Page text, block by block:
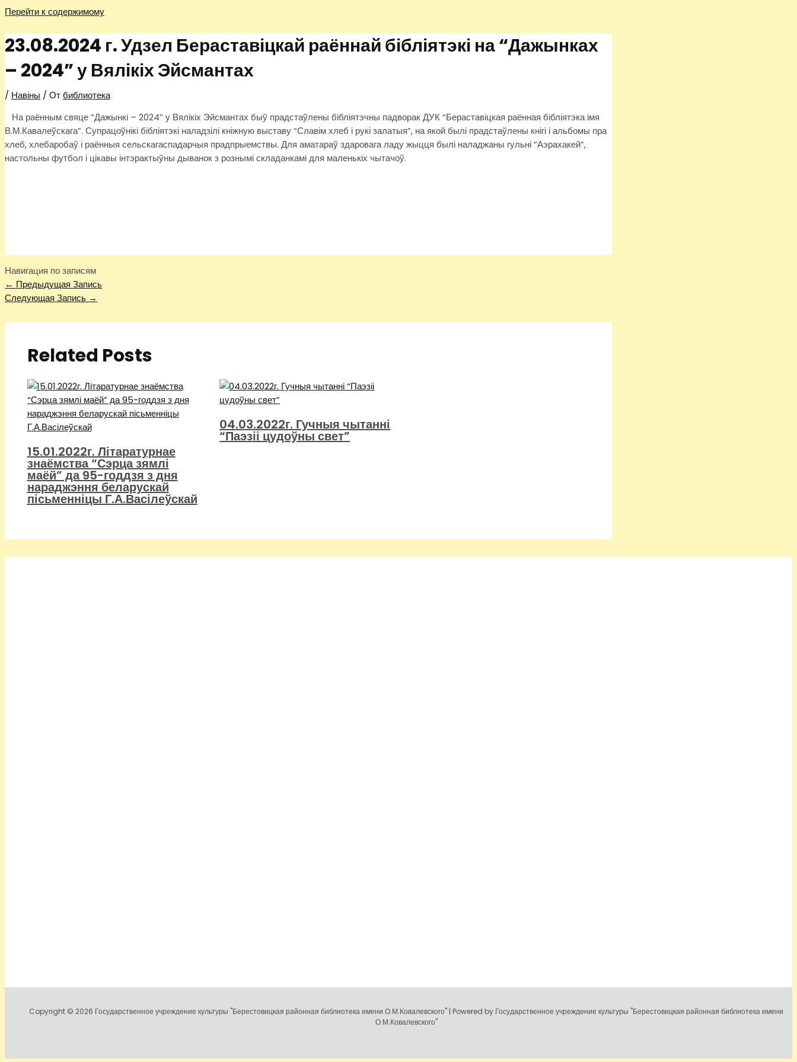
Перейти к содержимому
23.08.2024 г. Удзел Бераставіцкай раённай бібліятэкі на “Дажынках
– 2024” у Вялікіх Эйсмантах
/ Навіны / Отбиблиотека
На раённым свяце “Дажынкі – 2024” у Вялікіх Эйсмантах быў прадстаўлены бібліятэчны падворак ДУК “Бераставіцкая раённая бібліятэка імя
В.М.Кавалеўскага”. Супрацоўнікі бібліятэкі наладзілі кніжную выставу “Славім хлеб і рукі залатыя”, на якой былі прадстаўлены кнігі і альбомы пра
хлеб, хлебаробаў і раённыя сельскагаспадарчыя прадпрыемствы. Для аматараў здаровага ладу жыцця былі наладжаны гульні “Аэрахакей”,
настольны футбол і цікавы інтэрактыўны дыванок з рознымі складанкамі для маленькіх чытачоў.
Навигация по записям
← Предыдущая Запись
Следующая Запись →
Related Posts
15.01.2022г. Літаратурнае
знаёмства “Сэрца зямлі
маёй” да 95-годдзя з дня
нараджэння беларускай
пісьменніцы Г.А.Васілеўскай
04.03.2022г. Гучныя чытанні
“Паэзіі цудоўны свет”
Copyright © 2026 Государственное учреждение культуры "Берестовицкая районная библиотека имени О.М.Ковалевского" | Powered by Государственное учреждение культуры "Берестовицкая районная библиотека имени
О.М.Ковалевского"